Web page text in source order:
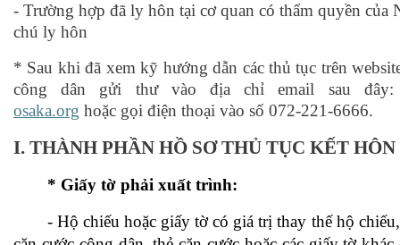
- Trường hợp đã ly hôn tại cơ quan có thẩm quyền của
chú ly hôn
* Sau khi đã xem kỹ hướng dẫn các thủ tục trên
công dân gửi thư vào địa chỉ email sau
osaka.org hoặc gọi điện thoại vào số 072-221-6666.
I. THÀNH PHẦN HỒ SƠ THỦ TỤC KẾT HÔN
* Giấy tờ phải xuất trình:
- Hộ chiếu hoặc giấy tờ có giá trị thay thế hộ